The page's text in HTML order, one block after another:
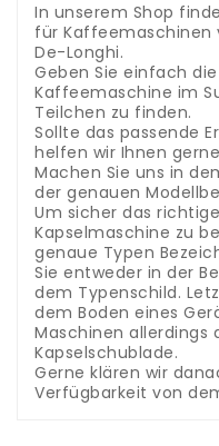
In unserem Shop
für Kaffeemaschinen
De-Longhi.
Geben Sie einfach
Kaffeemaschine im
Teilchen zu finden.
Sollte das passende
helfen wir Ihnen
Machen Sie uns in
der genauen
Um sicher das
Kapselmaschine zu
genaue Typen
Sie entweder in der
dem Typenschild.
dem Boden eines
Maschinen allerdings
Kapselschublade.
Gerne klären wir
Verfügbarkeit von